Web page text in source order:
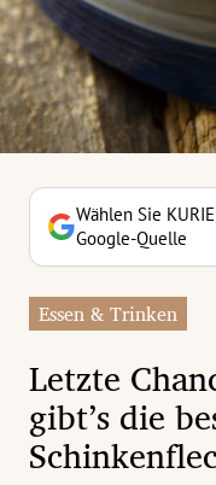
Untermenü
Untermenü
Untermenü
Untermenü
Untermenü
Untermenü
Untermenü
Untermenü
Wählen Sie
Google-Quelle
Essen & Trinken
Letzte
gibt’s die